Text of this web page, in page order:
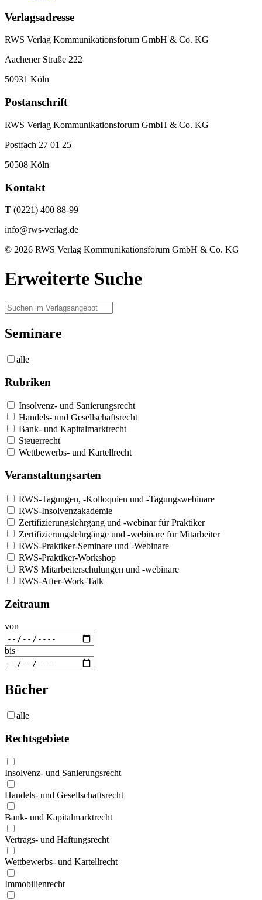
Verlagsadresse
RWS Verlag Kommunikationsforum GmbH & Co. KG
Aachener Straße 222
50931 Köln
Postanschrift
RWS Verlag Kommunikationsforum GmbH & Co. KG
Postfach 27 01 25
50508 Köln
Kontakt
T (0221) 400 88-99
info@rws-verlag.de
© 2026 RWS Verlag Kommunikationsforum GmbH & Co. KG
Erweiterte Suche
Seminare
alle
Rubriken
Insolvenz- und Sanierungsrecht
Handels- und Gesellschaftsrecht
Bank- und Kapitalmarktrecht
Steuerrecht
Wettbewerbs- und Kartellrecht
Veranstaltungsarten
RWS-Tagungen, -Kolloquien und -Tagungswebinare
RWS-Insolvenzakademie
Zertifizierungslehrgang und -webinar für Praktiker
Zertifizierungslehrgänge und -webinare für Mitarbeiter
RWS-Praktiker-Seminare und -Webinare
RWS-Praktiker-Workshop
RWS Mitarbeiterschulungen und -webinare
RWS-After-Work-Talk
Zeitraum
von
bis
Bücher
alle
Rechtsgebiete
Insolvenz- und Sanierungsrecht
Handels- und Gesellschaftsrecht
Bank- und Kapitalmarktrecht
Vertrags- und Haftungsrecht
Wettbewerbs- und Kartellrecht
Immobilienrecht